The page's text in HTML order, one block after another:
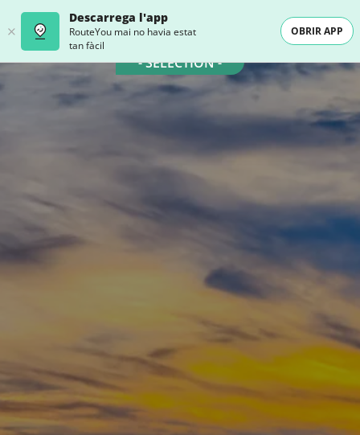
Descarrega l'app
RouteYou mai no havia estat
tan fàcil
OBRIR APP
- SELECTION -